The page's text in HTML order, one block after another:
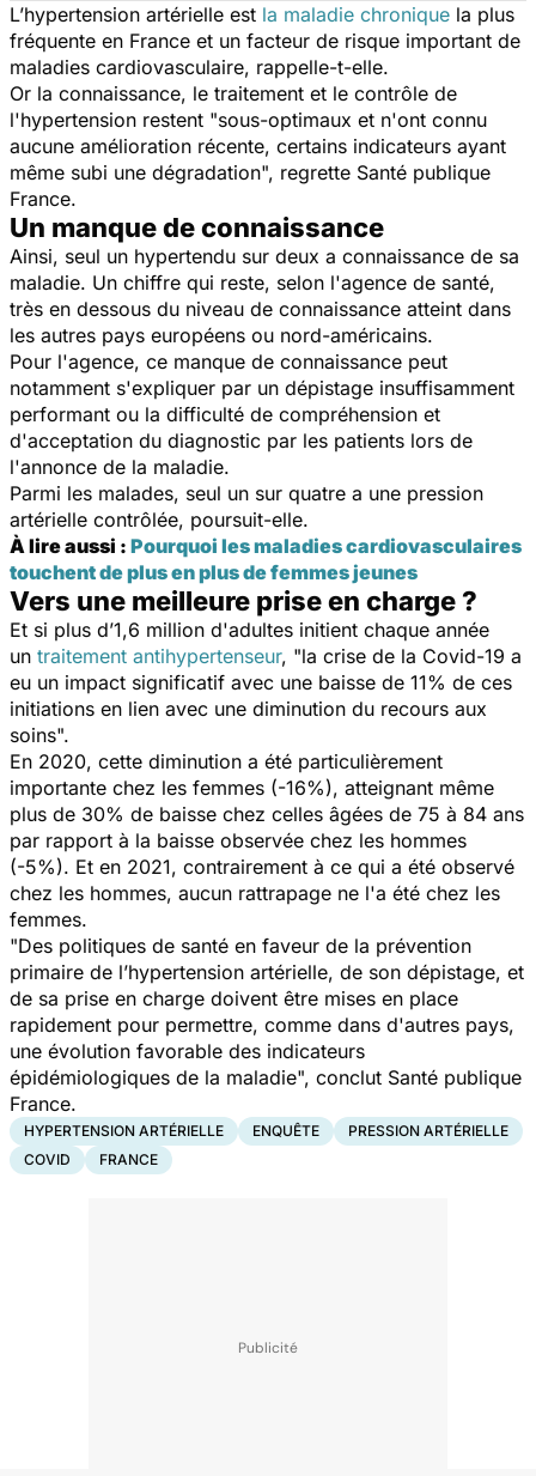
L’hypertension artérielle est la maladie chronique la plus
fréquente en France et un facteur de risque important de
maladies cardiovasculaire, rappelle-t-elle.
Or la connaissance, le traitement et le contrôle de
l'hypertension restent "sous-optimaux et n'ont connu
aucune amélioration récente, certains indicateurs ayant
même subi une dégradation", regrette Santé publique
France.
Un manque de connaissance
Ainsi, seul un hypertendu sur deux a connaissance de sa
maladie. Un chiffre qui reste, selon l'agence de santé,
très en dessous du niveau de connaissance atteint dans
les autres pays européens ou nord-américains.
Pour l'agence, ce manque de connaissance peut
notamment s'expliquer par un dépistage insuffisamment
performant ou la difficulté de compréhension et
d'acceptation du diagnostic par les patients lors de
l'annonce de la maladie.
Parmi les malades, seul un sur quatre a une pression
artérielle contrôlée, poursuit-elle.
À lire aussi : Pourquoi les maladies cardiovasculaires
touchent de plus en plus de femmes jeunes
Vers une meilleure prise en charge ?
Et si plus d’1,6 million d'adultes initient chaque année
un traitement antihypertenseur, "la crise de la Covid-19 a
eu un impact significatif avec une baisse de 11% de ces
initiations en lien avec une diminution du recours aux
soins".
En 2020, cette diminution a été particulièrement
importante chez les femmes (-16%), atteignant même
plus de 30% de baisse chez celles âgées de 75 à 84 ans
par rapport à la baisse observée chez les hommes
(-5%). Et en 2021, contrairement à ce qui a été observé
chez les hommes, aucun rattrapage ne l'a été chez les
femmes.
"Des politiques de santé en faveur de la prévention
primaire de l’hypertension artérielle, de son dépistage, et
de sa prise en charge doivent être mises en place
rapidement pour permettre, comme dans d'autres pays,
une évolution favorable des indicateurs
épidémiologiques de la maladie", conclut Santé publique
France.
HYPERTENSION ARTÉRIELLE ENQUÊTE
PRESSION ARTÉRIELLE
COVID
FRANCE